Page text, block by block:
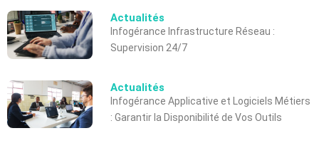
Actualités
Infogérance Infrastructure Réseau :
Supervision 24/7
Actualités
Infogérance Applicative et Logiciels Métiers
: Garantir la Disponibilité de Vos Outils